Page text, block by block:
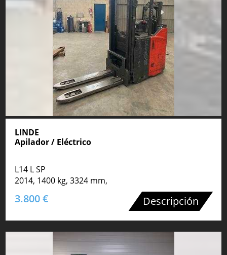
LINDE
Apilador / Eléctrico
L14 L SP
2014, 1400 kg, 3324 mm,
3.800 € Descripción